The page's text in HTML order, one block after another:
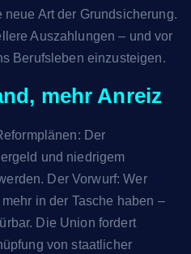
Art der Grundsicherung.
Auszahlungen – und vor
Berufsleben einzusteigen.
mehr Anreiz
Der
und niedrigem
Der Vorwurf: Wer
in der Tasche haben –
Die Union fordert
von staatlicher